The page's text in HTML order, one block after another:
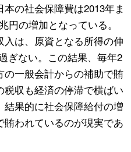
の社会保障費は2013年ま
円の増加となっている。
は、原資となる所得の伸
ぎない。この結果、毎年2
一般会計からの補助で賄
収も経済の停滞で横ばい
果的に社会保障給付の増
われているのが現実であ